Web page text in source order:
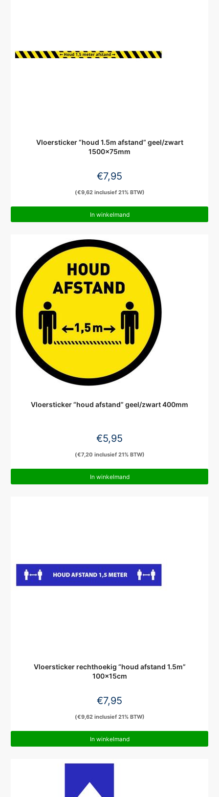
Vloersticker “houd 1.5m afstand” geel/zwart
1500x75mm
€7,95
(€9,62inclusief 21% BTW)
In winkelmand
Vloersticker “houd afstand” geel/zwart 400mm
€5,95
(€7,20 inclusief 21% BTW)
In winkelmand
Vloersticker rechthoekig “houd afstand 1.5m”
100x15cm
€7,95
(€9,62inclusief 21% BTW)
In winkelmand